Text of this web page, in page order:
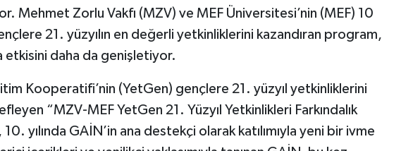
Mehmet Zorlu Vakfı (MZV) ve MEF Üniversitesi’nin (MEF) 10
21. yüzyılın en değerli yetkinliklerini kazandıran program,
etkisini daha da genişletiyor.
Kooperatifi’nin (YetGen) gençlere 21. yüzyıl yetkinliklerini
“MZV-MEF YetGen 21. Yüzyıl Yetkinlikleri Farkındalık
yılında GAİN’in ana destekçi olarak katılımıyla yeni bir ivme